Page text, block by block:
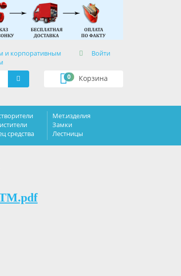
и корпоративным
Войти
Корзина
0
средства
Мет.изделия
Замки
Лестницы